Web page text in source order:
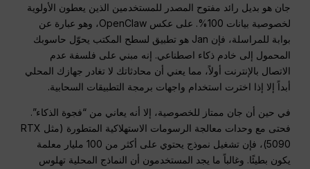
جان هو بديل رائد مفتوح المصدر للمستخدمين الذين يعطون الأولوية
لخصوصية بيانات 100%.
على عكس OpenClaw، وهو عبارة عن
بوابة للمراسلة، فإن Jan هو تطبيق لسطح المكتب يحوّل حاسوبك
المحمول إلى خادم ذكاء اصطناعي. إنه مبني على فلسفة عدم
الاتصال بالإنترنت أولاً، مما يعني أن محادثاتك لا تغادر جهازك المحلي
أبداً إلا إذا اخترت استخدام واجهات برمجة التطبيقات السحابية.
في حين أن جان ممتاز للخصوصية، إلا أنه يعاني من “فجوة الذكاء”.
فحتى مع وحدات معالجة الرسومات الاستهلاكية المتطورة (مثل RTX
5090)، فإن تشغيل نموذج يحتوي على أكثر من 100 مليار معلمة
يكون بطيئًا. وغالباً ما يجد المستخدمون أن النماذج المحلية تهلوس